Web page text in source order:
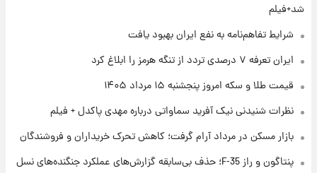
۱ روز پیش
ارزش سهام عدالت برای امروز چهارشنبه ۱۴ مرداد
شد+فیلم
شرایط تفاهم‌نامه به نفع ایران بهبود یافت
ایران تعرفه ۷ درصدی تردد از تنگه هرمز را ابلاغ کرد
قیمت طلا و سکه امروز پنجشنبه ۱۵ مرداد ۱۴۰۵
نظرات شنیدنی نیک آفرید سماواتی درباره مهدی پاکدل + فیلم
بازار مسکن در مرداد آرام گرفت؛ کاهش تحرک خریداران و فروشندگان
پنتاگون و راز F-35؛ حذف بی‌سابقه گزارش‌های عملکرد جنگنده‌های نسل